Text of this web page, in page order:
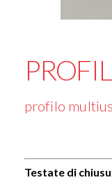
profilo
Testate di